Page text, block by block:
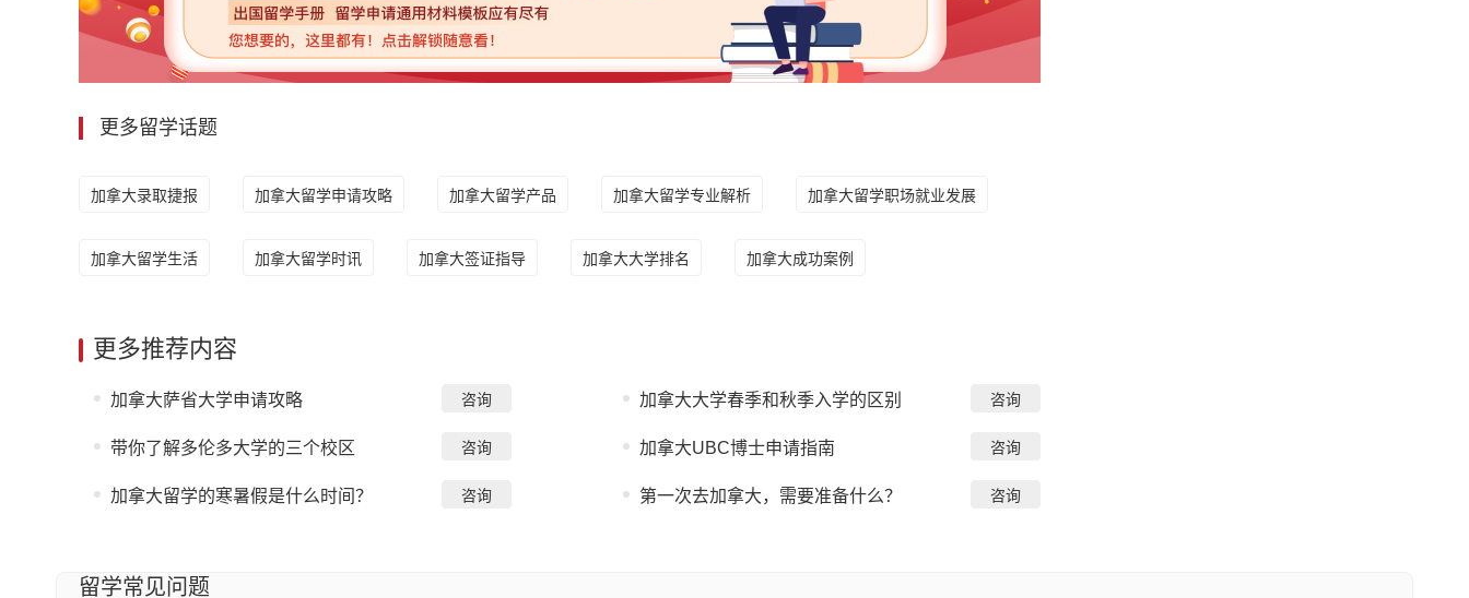
更多留学话题
加拿大录取捷报 加拿大留学申请攻略 加拿大留学产品 加拿大留学专业解析 加拿大留学职场就业发展
加拿大留学生活 加拿大留学时讯 加拿大签证指导 加拿大大学排名 加拿大成功案例
更多推荐内容
加拿大萨省大学申请攻略 咨询 加拿大大学春季和秋季入学的区别 咨询
带你了解多伦多大学的三个校区 咨询 加拿大UBC博士申请指南 咨询
加拿大留学的寒暑假是什么时间？ 咨询 第一次去加拿大，需要准备什么？ 咨询
留学常见问题